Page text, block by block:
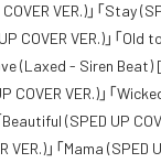
VER.)」「Stay
COVER VER.)」「
(Laxed - Siren Beat)
COVER VER.)」「
Beautiful (SPED UP
」「Mama (SPED